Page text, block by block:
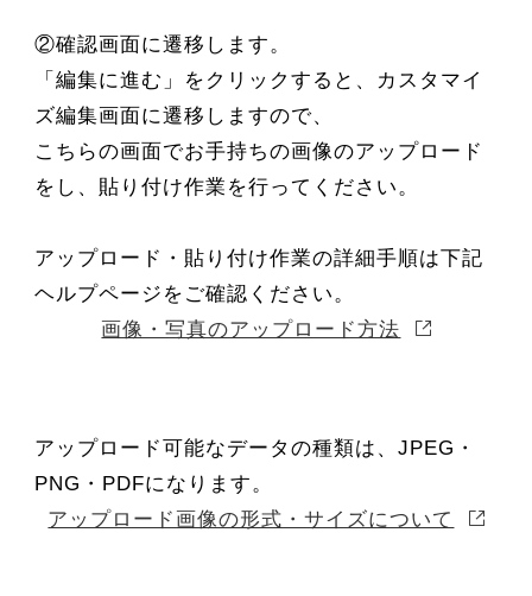
②確認画面に遷移します。
「編集に進む」をクリックすると、カスタマイ
ズ編集画面に遷移しますので、
こちらの画面でお手持ちの画像のアップロード
をし、貼り付け作業を行ってください。
アップロード・貼り付け作業の詳細手順は下記
ヘルプページをご確認ください。
画像・写真のアップロード方法
アップロード可能なデータの種類は、JPEG・
PNG・PDFになります。
アップロード画像の形式・サイズについて